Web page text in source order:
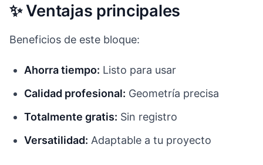
✨ Ventajas principales
Beneficios de este bloque:
Ahorra tiempo: Listo para usar
Calidad profesional: Geometría precisa
Totalmente gratis: Sin registro
Versatilidad: Adaptable a tu proyecto